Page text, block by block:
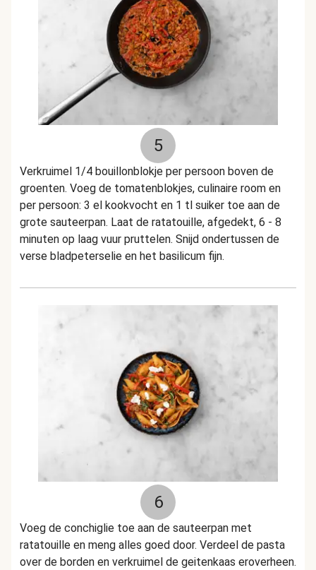
5
Verkruimel 1/4 bouillonblokje per persoon boven de
groenten. Voeg de tomatenblokjes, culinaire room en
per persoon: 3 el kookvocht en 1 tl suiker toe aan de
grote sauteerpan. Laat de ratatouille, afgedekt, 6 - 8
minuten op laag vuur pruttelen. Snijd ondertussen de
verse bladpeterselie en het basilicum fijn.
6
Voeg de conchiglie toe aan de sauteerpan met
ratatouille en meng alles goed door. Verdeel de pasta
over de borden en verkruimel de geitenkaas eroverheen.